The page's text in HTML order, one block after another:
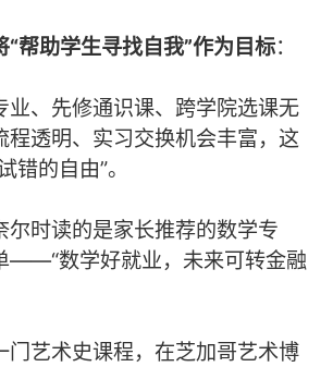
“帮助学生寻找自我”作为目标：
业、先修通识课、跨学院选课无
程透明、实习交换机会丰富，这
错的自由”。
尔时读的是家长推荐的数学专
——“数学好就业，未来可转金融
门艺术史课程，在芝加哥艺术博